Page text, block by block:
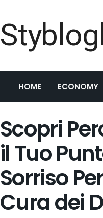
HOME ECONOMY
Scopri
il Tuo
Sorriso
Cura dei